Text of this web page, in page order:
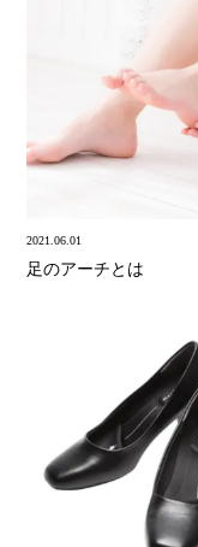
2021.06.01
足のアーチとは